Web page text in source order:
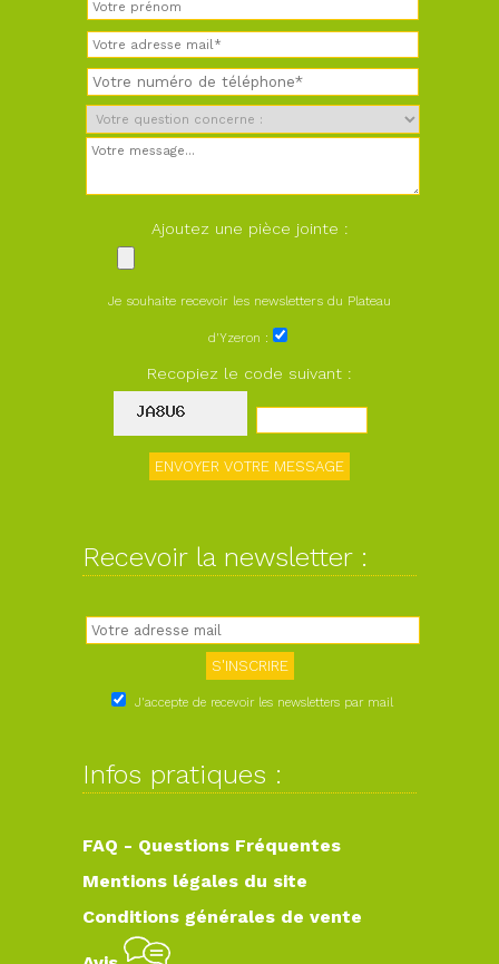
Ajoutez une pièce jointe :
Je souhaite recevoir les newsletters du Plateau
d'Yzeron :
Recopiez le code suivant :
Recevoir la newsletter :
J'accepte de recevoir les newsletters par mail
Infos pratiques :
FAQ - Questions Fréquentes
Mentions légales du site
Conditions générales de vente